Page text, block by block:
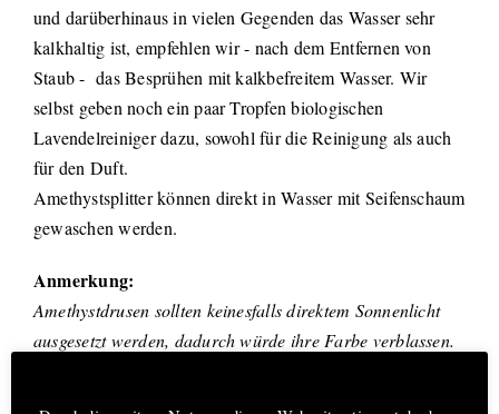
und darüberhinaus in vielen Gegenden das Wasser sehr
kalkhaltig ist, empfehlen wir - nach dem Entfernen von
Staub - das Besprühen mit kalkbefreitem Wasser. Wir
selbst geben noch ein paar Tropfen biologischen
Lavendelreiniger dazu, sowohl für die Reinigung als auch
für den Duft.
Amethystsplitter können direkt in Wasser mit Seifenschaum
gewaschen werden.
Anmerkung:
Amethystdrusen sollten keinesfalls direktem Sonnenlicht
ausgesetzt werden, dadurch würde ihre Farbe verblassen.